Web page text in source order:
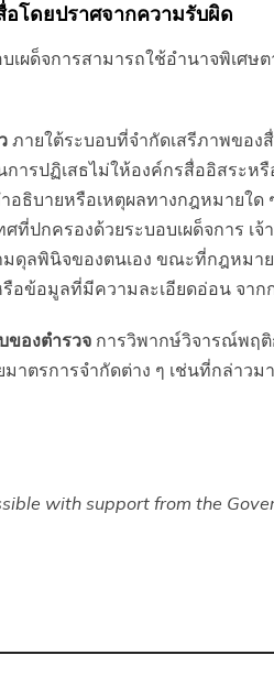
โดยปราศจากความรับผิด
ผด็จการสามารถใช้อำนาจพิเศษ
ภายใต้ระบอบที่จำกัดเสรีภาพของ
ารปฏิเสธไม่ให้องค์กรสื่ออิสระห
อธิบายหรือเหตุผลทางกฎหมายใด
ศที่ปกครองด้วยระบอบเผด็จการ
ดุลพินิจของตนเอง ขณะที่กฎหมา
อข้อมูลที่มีความละเอียดอ่อน จาก
ของตำรวจ การวิพากษ์วิจารณ์พฤติ
มาตรการจำกัดต่าง ๆ เช่นที่กล่าว
with support from the